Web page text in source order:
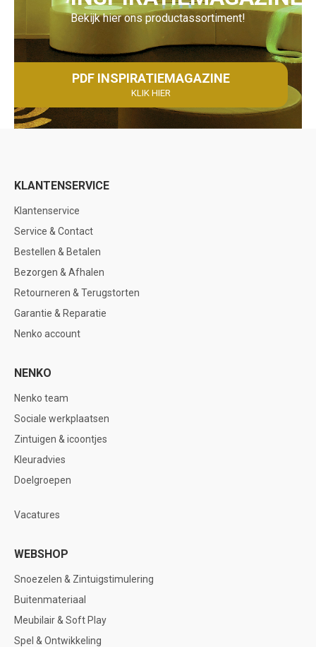
Bekijk hier ons productassortiment!
PDF INSPIRATIEMAGAZINE
KLIK HIER
KLANTENSERVICE
Klantenservice
Service & Contact
Bestellen & Betalen
Bezorgen & Afhalen
Retourneren & Terugstorten
Garantie & Reparatie
Nenko account
NENKO
Nenko team
Sociale werkplaatsen
Zintuigen & icoontjes
Kleuradvies
Doelgroepen
Vacatures
WEBSHOP
Snoezelen & Zintuigstimulering
Buitenmateriaal
Meubilair & Soft Play
Spel & Ontwikkeling